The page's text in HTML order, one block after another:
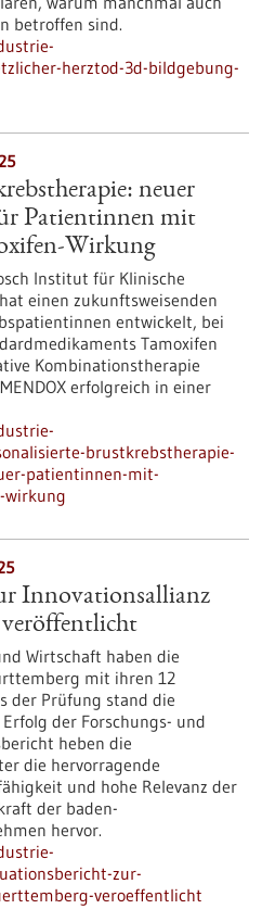
betroffen sind.
herztod-3d-bildgebung-
neuer
Patientinnen mit
Wirkung
Institut für Klinische
einen zukunftsweisenden
entwickelt, bei
Tamoxifen
Kombinationstherapie
erfolgreich in einer
brustkrebstherapie-
patientinnen-mit-
wirkung
Innovationsallianz
Wirtschaft haben die
mit ihren 12
der Prüfung stand die
der Forschungs- und
heben die
die hervorragende
und hohe Relevanz der
der baden-
hervor.
zur-
veroeffentlicht